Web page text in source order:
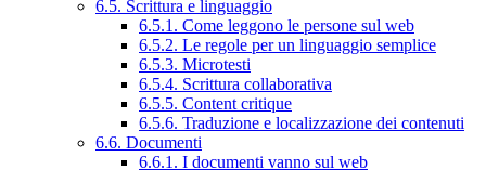
6.5. Scrittura e linguaggio
6.5.1. Come leggono le persone sul web
6.5.2. Le regole per un linguaggio semplice
6.5.3. Microtesti
6.5.4. Scrittura collaborativa
6.5.5. Content critique
6.5.6. Traduzione e localizzazione dei contenuti
6.6. Documenti
6.6.1. I documenti vanno sul web